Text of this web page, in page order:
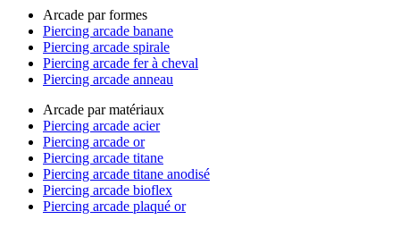
Arcade par formes
Piercing arcade banane
Piercing arcade spirale
Piercing arcade fer à cheval
Piercing arcade anneau
Arcade par matériaux
Piercing arcade acier
Piercing arcade or
Piercing arcade titane
Piercing arcade titane anodisé
Piercing arcade bioflex
Piercing arcade plaqué or